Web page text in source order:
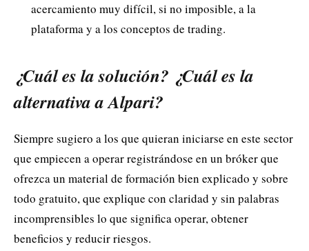
acercamiento muy difícil, si no imposible, a la
plataforma y a los conceptos de trading.
¿Cuál es la solución? ¿Cuál es la
alternativa a Alpari?
Siempre sugiero a los que quieran iniciarse en este sector
que empiecen a operar registrándose en un bróker que
ofrezca un material de formación bien explicado y sobre
todo gratuito, que explique con claridad y sin palabras
incomprensibles lo que significa operar, obtener
beneficios y reducir riesgos.